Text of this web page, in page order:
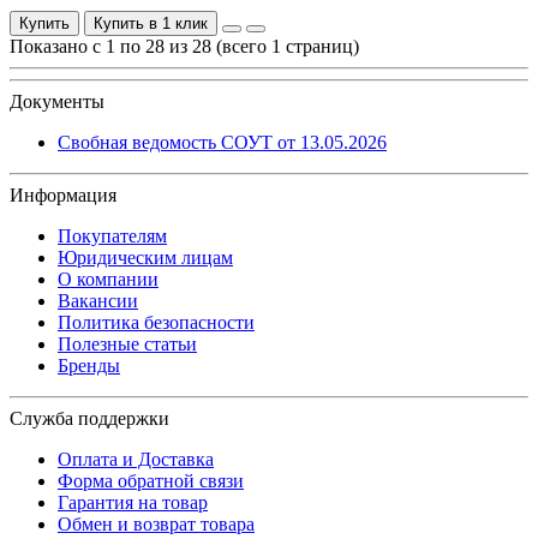
Купить Купить в 1 клик
Показано с 1 по 28 из 28 (всего 1 страниц)
Документы
Свобная ведомость СОУТ от 13.05.2026
Информация
Покупателям
Юридическим лицам
О компании
Вакансии
Политика безопасности
Полезные статьи
Бренды
Служба поддержки
Оплата и Доставка
Форма обратной связи
Гарантия на товар
Обмен и возврат товара